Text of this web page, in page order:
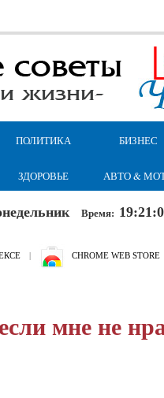
ПОЛИТИКА БИЗНЕС
ЗДОРОВЬЕ АВТО &
Время:
| CHROME WEB STORE
мне не